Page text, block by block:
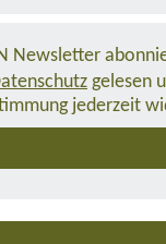
Newsletter
gelesen
jederzeit